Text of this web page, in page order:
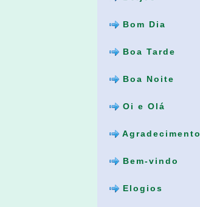
Bom Dia
Boa Tarde
Boa Noite
Oi e Olá
Agradecimento
Bem-vindo
Elogios